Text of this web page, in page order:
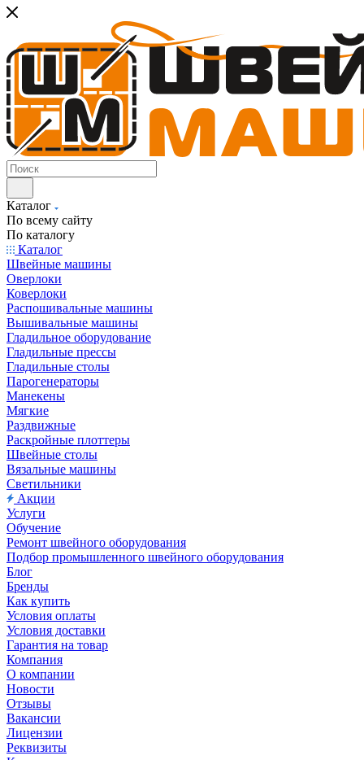
Каталог
По всему сайту
По каталогу
Каталог
Швейные машины
Оверлоки
Коверлоки
Распошивальные машины
Вышивальные машины
Гладильное оборудование
Гладильные прессы
Гладильные столы
Парогенераторы
Манекены
Мягкие
Раздвижные
Раскройные плоттеры
Швейные столы
Вязальные машины
Светильники
Акции
Услуги
Обучение
Ремонт швейного оборудования
Подбор промышленного швейного оборудования
Блог
Бренды
Как купить
Условия оплаты
Условия доставки
Гарантия на товар
Компания
О компании
Новости
Отзывы
Вакансии
Лицензии
Реквизиты